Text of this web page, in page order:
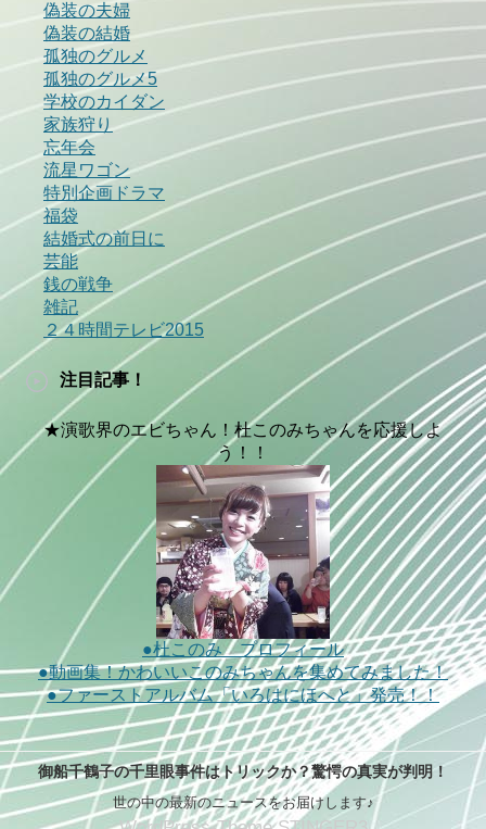
偽装の夫婦
偽装の結婚
孤独のグルメ
孤独のグルメ5
学校のカイダン
家族狩り
忘年会
流星ワゴン
特別企画ドラマ
福袋
結婚式の前日に
芸能
銭の戦争
雑記
２４時間テレビ2015
注目記事！
★演歌界のエビちゃん！杜このみちゃんを応援しよ
う！！
●杜このみ プロフィール
●動画集！かわいいこのみちゃんを集めてみました！
●ファーストアルバム「いろはにほへと」発売！！
御船千鶴子の千里眼事件はトリックか？驚愕の真実が判明！
世の中の最新のニュースをお届けします♪